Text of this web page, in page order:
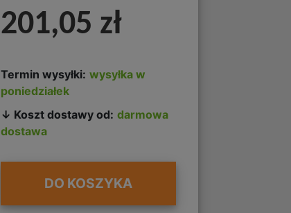
201,05 zł
Termin wysyłki: wysyłka w
poniedziałek
↓ Koszt dostawy od: darmowa
dostawa
DO KOSZYKA